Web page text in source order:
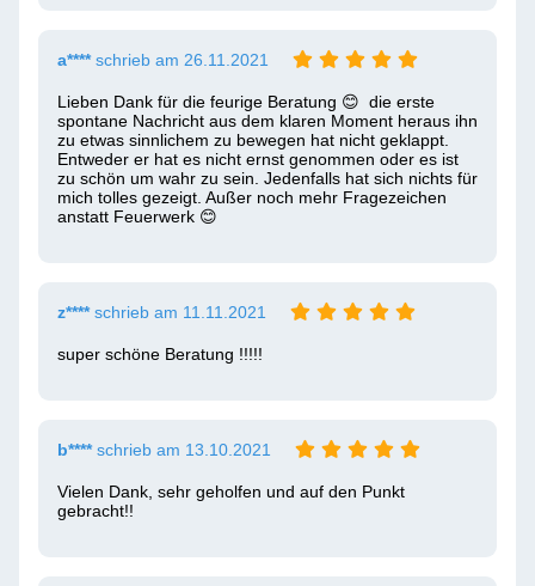
a****schrieb am 26.11.2021
Lieben Dank für die feurige Beratung 😊  die erste
spontane Nachricht aus dem klaren Moment heraus ihn
zu etwas sinnlichem zu bewegen hat nicht geklappt.
Entweder er hat es nicht ernst genommen oder es ist
zu schön um wahr zu sein. Jedenfalls hat sich nichts für
mich tolles gezeigt. Außer noch mehr Fragezeichen
anstatt Feuerwerk 😊
z****schrieb am 11.11.2021
super schöne Beratung !!!!!
b****schrieb am 13.10.2021
Vielen Dank, sehr geholfen und auf den Punkt
gebracht!!